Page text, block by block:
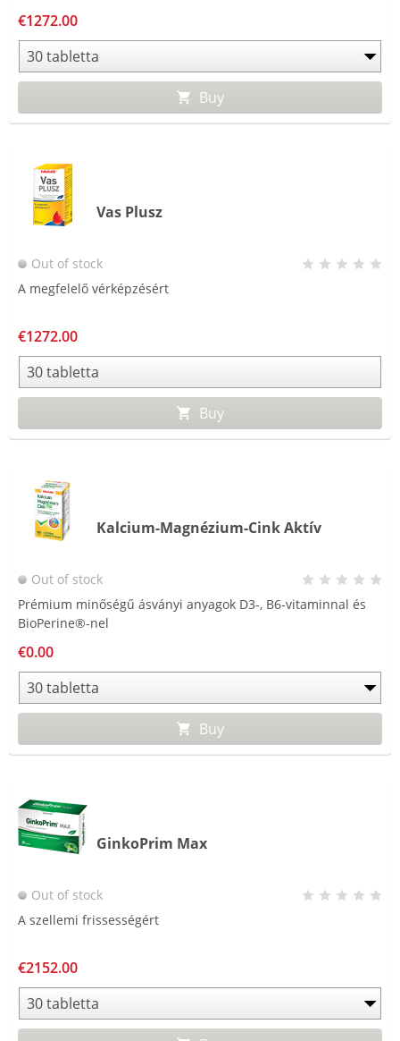
€1272.00
Buy
Vas Plusz
Out of stock
A megfelelő vérképzésért
€1272.00
Buy
Kalcium-Magnézium-Cink Aktív
Out of stock
Prémium minőségű ásványi anyagok D3-, B6-vitaminnal és
BioPerine®-nel
€0.00
Buy
GinkoPrim Max
Out of stock
A szellemi frissességért
€2152.00